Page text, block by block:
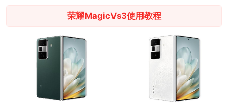
荣耀MagicVs3使用教程